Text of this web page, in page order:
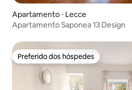
Apartamento ⋅ Lecce
Apartamento Saponea 13 Design
Preferido dos hóspedes
Preferido dos hóspedes